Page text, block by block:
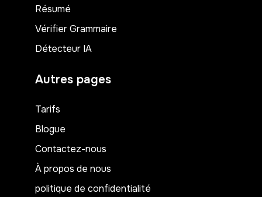
Résumé
Vérifier Grammaire
Détecteur IA
Autres pages
Tarifs
Blogue
Contactez-nous
À propos de nous
politique de confidentialité